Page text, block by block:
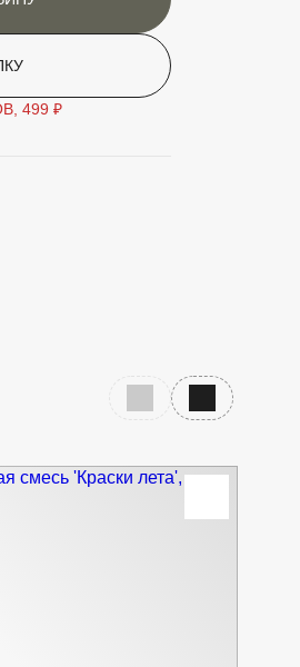
499 ₽
Предыдущий слайд
Следующий